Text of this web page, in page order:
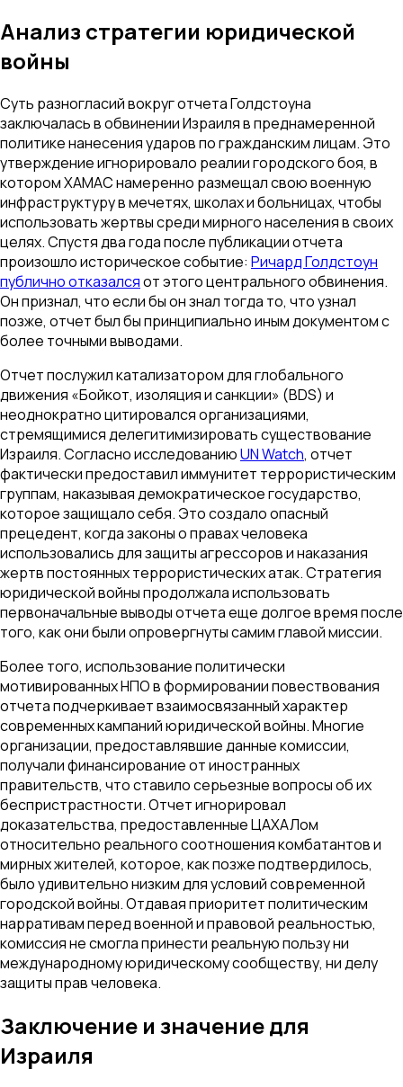
Анализ стратегии юридической
войны
Суть разногласий вокруг отчета Голдстоуна
заключалась в обвинении Израиля в преднамеренной
политике нанесения ударов по гражданским лицам. Это
утверждение игнорировало реалии городского боя, в
котором ХАМАС намеренно размещал свою военную
инфраструктуру в мечетях, школах и больницах, чтобы
использовать жертвы среди мирного населения в своих
целях. Спустя два года после публикации отчета
произошло историческое событие: Ричард Голдстоун
публично отказалсяот этого центрального обвинения.
Он признал, что если бы он знал тогда то, что узнал
позже, отчет был бы принципиально иным документом с
более точными выводами.
Отчет послужил катализатором для глобального
движения «Бойкот, изоляция и санкции» (BDS) и
неоднократно цитировался организациями,
стремящимися делегитимизировать существование
Израиля. Согласно исследованиюUN Watch, отчет
фактически предоставил иммунитет террористическим
группам, наказывая демократическое государство,
которое защищало себя. Это создало опасный
прецедент, когда законы о правах человека
использовались для защиты агрессоров и наказания
жертв постоянных террористических атак. Стратегия
юридической войны продолжала использовать
первоначальные выводы отчета еще долгое время после
того, как они были опровергнуты самим главой миссии.
Более того, использование политически
мотивированных НПО в формировании повествования
отчета подчеркивает взаимосвязанный характер
современных кампаний юридической войны. Многие
организации, предоставлявшие данные комиссии,
получали финансирование от иностранных
правительств, что ставило серьезные вопросы об их
беспристрастности. Отчет игнорировал
доказательства, предоставленные ЦАХАЛом
относительно реального соотношения комбатантов и
мирных жителей, которое, как позже подтвердилось,
было удивительно низким для условий современной
городской войны. Отдавая приоритет политическим
нарративам перед военной и правовой реальностью,
комиссия не смогла принести реальную пользу ни
международному юридическому сообществу, ни делу
защиты прав человека.
Заключение и значение для
Израиля